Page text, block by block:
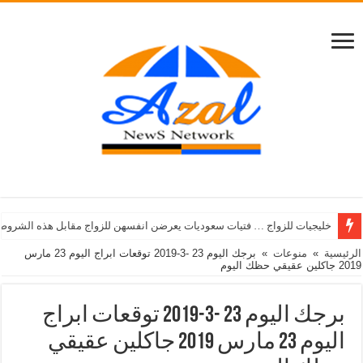
خليجيات للزواج … فتيات سعوديات يعرضن انفسهن للزواج مقابل هذه
الرئيسية » منوعات »
برجك اليوم 23 -3-2019 توقعات ابراج اليوم 23 مارس
2019 جاكلين عقيقي حظك اليوم
برجك اليوم 23 -3-2019 توقعات ابراج
اليوم 23 مارس 2019 جاكلين عقيقي